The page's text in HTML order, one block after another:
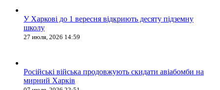
У Харкові до 1 вересня відкриють десяту підземну
школу
27 июля, 2026 14:59
Російські війська продовжують скидати авіабомби на
мирний Харків